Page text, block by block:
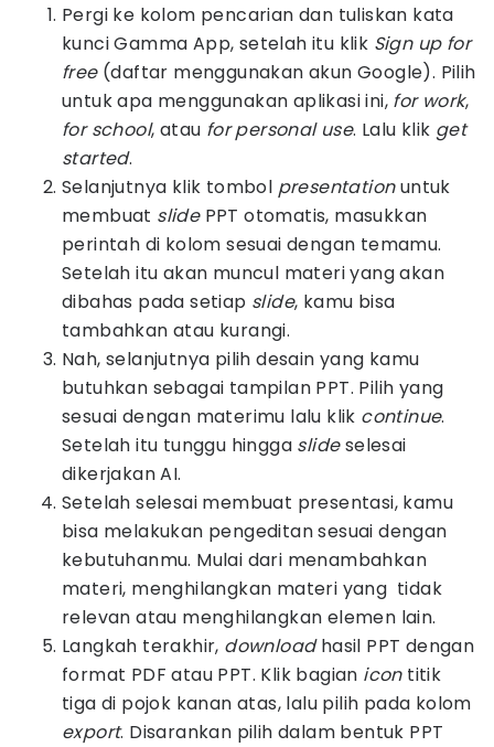
Pergi ke kolom pencarian dan tuliskan kata
kunci Gamma App, setelah itu klik Sign up for
free(daftar menggunakan akun Google). Pilih
untuk apa menggunakan aplikasi ini, for work,
for school, atau for personal use. Lalu klik get
started.
Selanjutnya klik tombol presentationuntuk
membuat slidePPT otomatis, masukkan
perintah di kolom sesuai dengan temamu.
Setelah itu akan muncul materi yang akan
dibahas pada setiap slide, kamu bisa
tambahkan atau kurangi.
Nah, selanjutnya pilih desain yang kamu
butuhkan sebagai tampilan PPT. Pilih yang
sesuai dengan materimu lalu klik continue.
Setelah itu tunggu hingga slideselesai
dikerjakan AI.
Setelah selesai membuat presentasi, kamu
bisa melakukan pengeditan sesuai dengan
kebutuhanmu. Mulai dari menambahkan
materi, menghilangkan materi yang tidak
relevan atau menghilangkan elemen lain.
Langkah terakhir, downloadhasil PPT dengan
format PDF atau PPT. Klik bagian icontitik
tiga di pojok kanan atas, lalu pilih pada kolom
export. Disarankan pilih dalam bentuk PPT